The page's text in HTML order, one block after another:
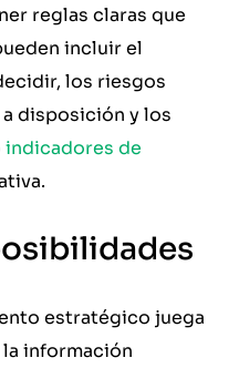
reglas claras que
incluir el
los riesgos
disposición y los
indicadores de
estratégico juega
información